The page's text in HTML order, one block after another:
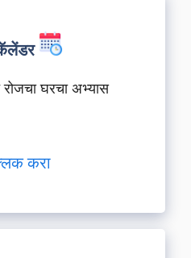
घरचा अभ्यास
करा